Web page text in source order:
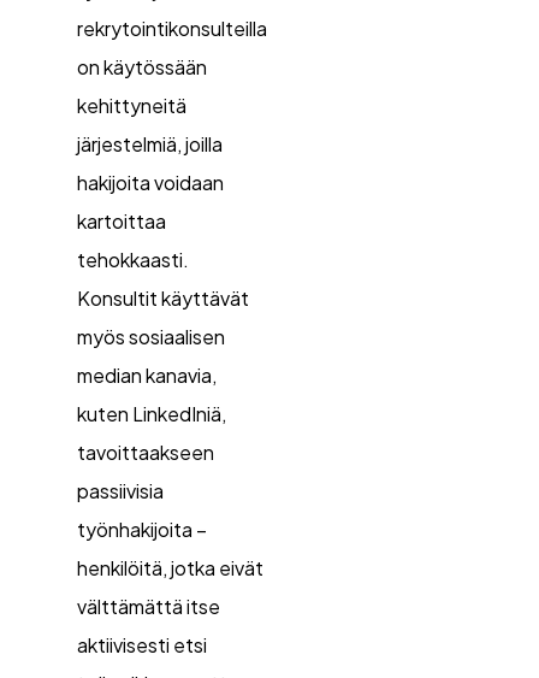
rekrytointikonsulteilla
on käytössään
kehittyneitä
järjestelmiä, joilla
hakijoita voidaan
kartoittaa
tehokkaasti.
Konsultit käyttävät
myös sosiaalisen
median kanavia,
kuten LinkedIniä,
tavoittaakseen
passiivisia
työnhakijoita –
henkilöitä, jotka eivät
välttämättä itse
aktiivisesti etsi